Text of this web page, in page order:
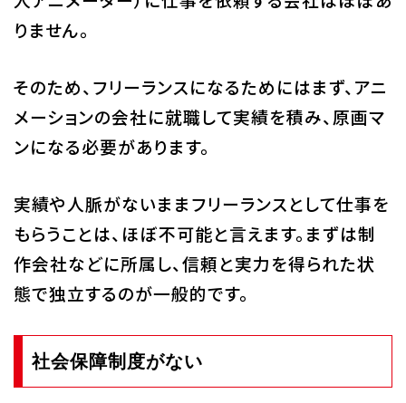
りません。
そのため、フリーランスになるためにはまず、アニ
メーションの会社に就職して実績を積み、原画マ
ンになる必要があります。
実績や人脈がないままフリーランスとして仕事を
もらうことは、ほぼ不可能と言えます。まずは制
作会社などに所属し、信頼と実力を得られた状
態で独立するのが一般的です。
社会保障制度がない